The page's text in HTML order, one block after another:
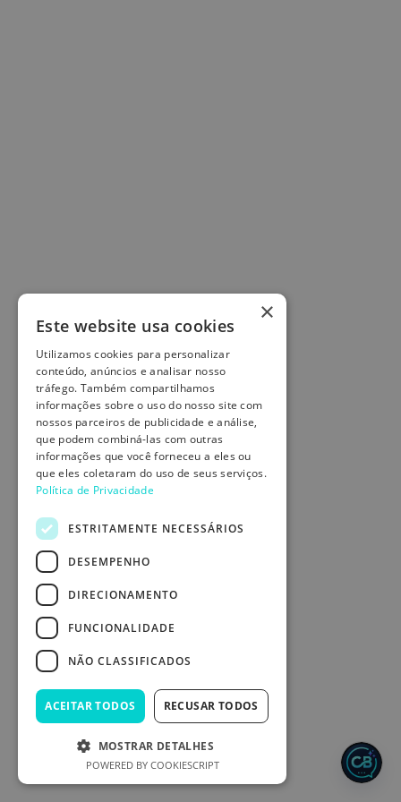
×
Este website usa cookies
Utilizamos cookies para personalizar
conteúdo, anúncios e analisar nosso
tráfego. Também compartilhamos
informações sobre o uso do nosso site com
nossos parceiros de publicidade e análise,
que podem combiná-las com outras
informações que você forneceu a eles ou
que eles coletaram do uso de seus serviços.
Política de Privacidade
ESTRITAMENTE NECESSÁRIOS
DESEMPENHO
DIRECIONAMENTO
FUNCIONALIDADE
NÃO CLASSIFICADOS
ACEITAR TODOS RECUSAR TODOS
MOSTRAR DETALHES
POWERED BY COOKIESCRIPT